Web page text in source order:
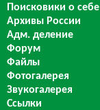
Поисковики о себе
Архивы России
Адм. деление
Форум
Файлы
Фотогалерея
Звукогалерея
Ссылки